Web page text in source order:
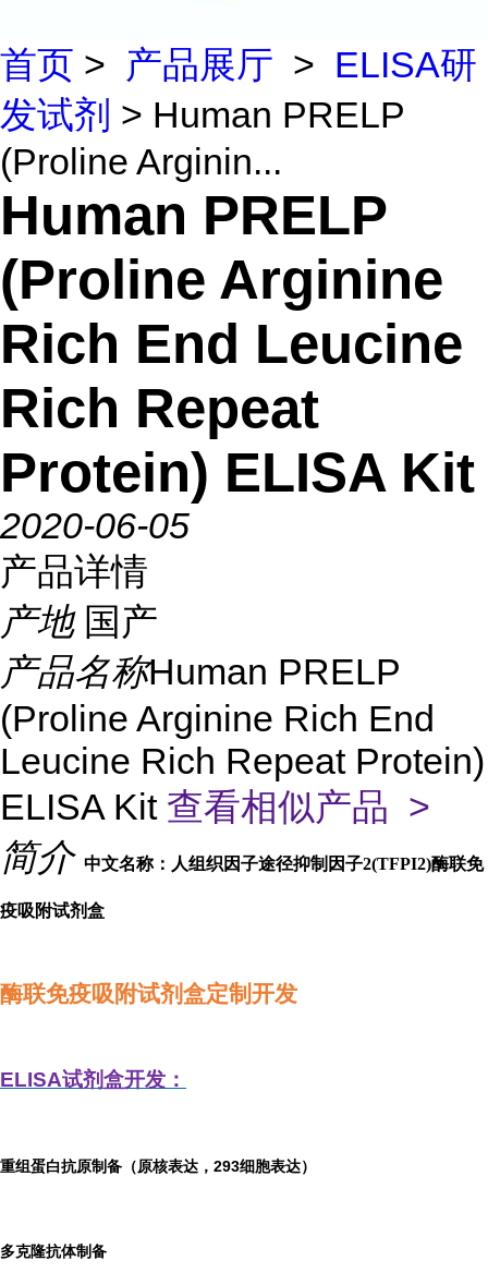
首页 > 产品展厅 > ELISA研
发试剂 > Human PRELP
(Proline Arginin...
Human PRELP
(Proline Arginine
Rich End Leucine
Rich Repeat
Protein) ELISA Kit
2020-06-05
产品详情
产地 国产
产品名称Human PRELP
(Proline Arginine Rich End
Leucine Rich Repeat Protein)
ELISA Kit 查看相似产品 >
简介 中文名称：人组织因子途径抑制因子2(TFPI2)酶联免
疫吸附试剂盒
酶联免疫吸附试剂盒定制开发
ELISA试剂盒开发：
重组蛋白抗原制备（原核表达，293细胞表达）
多克隆抗体制备